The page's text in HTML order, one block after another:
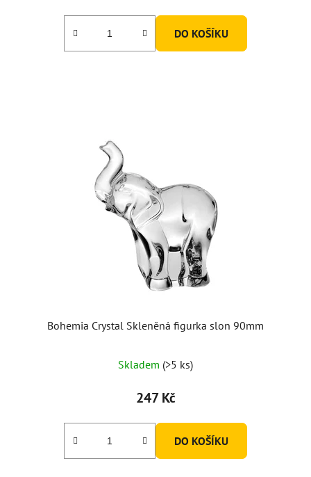
DO KOŠÍKU
Bohemia Crystal Skleněná figurka slon 90mm
Skladem (>5 ks)
247 Kč
DO KOŠÍKU